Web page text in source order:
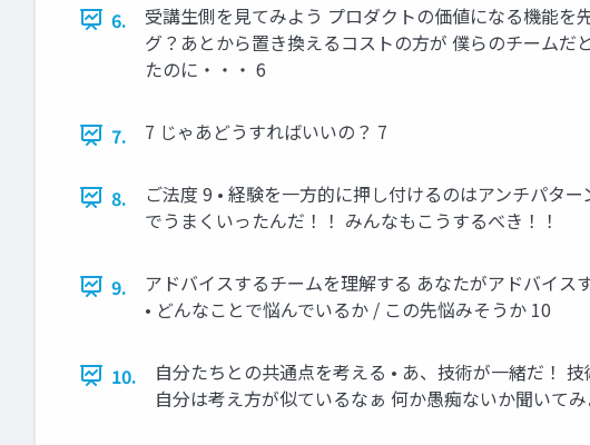
6.
受講生側を見てみよう プロダクトの価値になる機能
グ？あとから置き換えるコストの方が 僕らのチーム
たのに・・・ 6
7. 7 じゃあどうすればいいの？ 7
8.
ご法度 9 • 経験を一方的に押し付けるのはアンチパタ
でうまくいったんだ！！ みんなもこうするべき！！
9.
アドバイスするチームを理解する あなたがアドバイス
• どんなことで悩んでいるか / この先悩みそうか 10
10.
自分たちとの共通点を考える • あ、技術が一緒だ！
自分は考え方が似ているなぁ 何か愚痴ないか聞いて